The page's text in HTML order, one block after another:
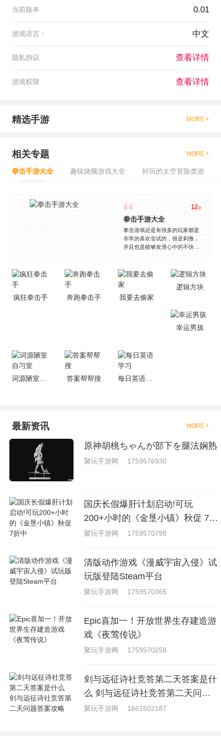
当前版本 0.01
游戏语言： 中文
隐私协议 查看详情
游戏权限 查看详情
精选手游 MORE +
相关专题 MORE +
拳击手游大全 趣味烧脑游戏大全 好玩的太空冒险类游
12款
拳击手游大全
拳击游戏还是有很多的玩家都是
非常的喜欢尝试的，很是刺激，
并且也是能够发泄心中的不快
是一些格斗的游戏，其实是非常
的有趣，也是相当的刺激的，游
戏中是有一些不同的场景都是能
够去进行体验的，我们也是能够
就是收集了一些有意思的拳击游
戏，相信你们一定会喜欢的。
疯狂拳击手 奔跑拳击手 我要去偷家
逻辑方块
幸运男孩
答案帮帮搜 每日英语学习
最新资讯 MORE +
原神胡桃ちゃんが部下を腿法娴熟
聚玩手游网 1759576930
国庆长假爆肝计划启动!可玩
200+小时的《金垦小镇》秋促 7折
中
聚玩手游网 1759570798
清版动作游戏《漫威宇宙入侵》试
玩版登陆Steam平台
聚玩手游网 1759570365
Epic喜加一！开放世界生存建造游
戏《夜莺传说》
聚玩手游网 1759570258
剑与远征诗社竞答第二天答案是什
么 剑与远征诗社竞答第二天问题
答案攻略
聚玩手游网 1661502187